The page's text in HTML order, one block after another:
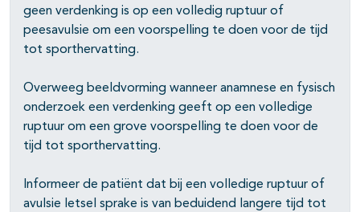
geen verdenking is op een volledig ruptuur of
peesavulsie om een voorspelling te doen voor de tijd
tot sporthervatting.
Overweeg beeldvorming wanneer anamnese en fysisch
onderzoek een verdenking geeft op een volledige
ruptuur om een grove voorspelling te doen voor de
tijd tot sporthervatting.
Informeer de patiënt dat bij een volledige ruptuur of
avulsie letsel sprake is van beduidend langere tijd tot